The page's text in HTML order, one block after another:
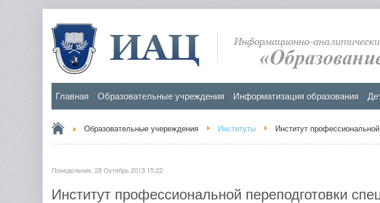
Главная Образовательные учреждения Информатизация образования
Образовательные учереждения Институты Институт
Понедельник, 28 Октябрь 2013 15:22
Институт профессиональной переподготовки